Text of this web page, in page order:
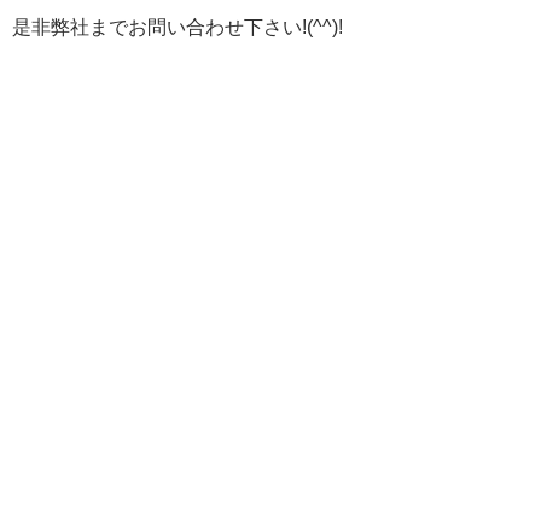
是非弊社までお問い合わせ下さい!(^^)!